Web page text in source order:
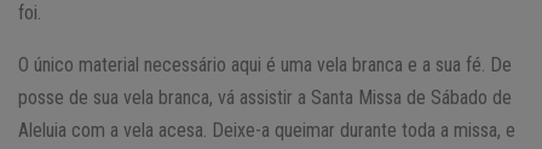
foi.
O único material necessário aqui é uma vela branca e a sua fé. De
posse de sua vela branca, vá assistir a Santa Missa de Sábado de
Aleluia com a vela acesa. Deixe-a queimar durante toda a missa, e